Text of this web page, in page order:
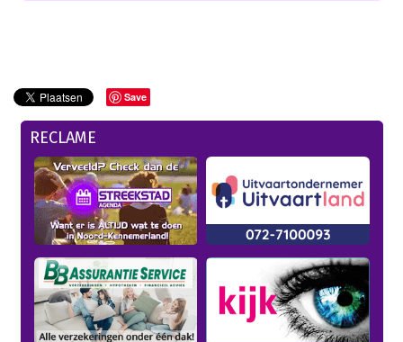
Save
RECLAME